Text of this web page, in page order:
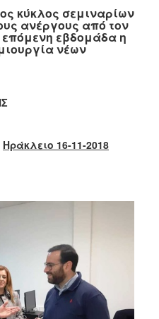
κύκλος σεμιναρίων
ανέργους από τον
εβδομάδα η
νέων
Ηράκλειο 16-11-2018